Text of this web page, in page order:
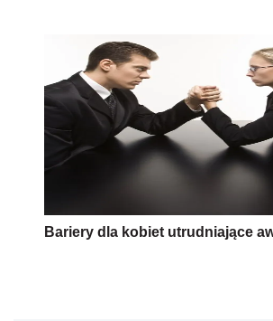
Bariery dla kobiet utrudniające